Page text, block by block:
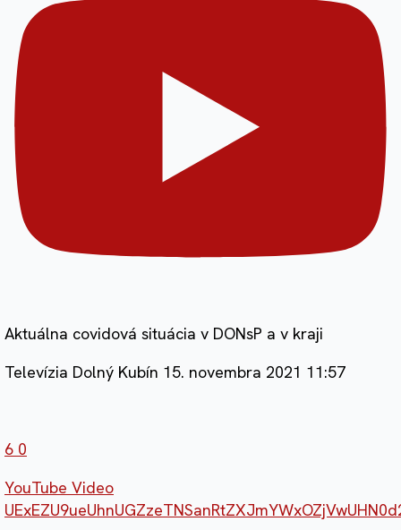
Aktuálna covidová situácia v DONsP a v kraji
Televízia Dolný Kubín 15. novembra 2021 11:57
6 0
YouTube Video